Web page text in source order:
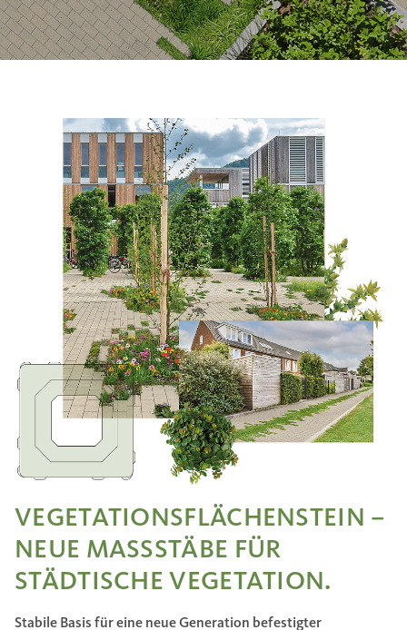
VEGETATIONSFLÄCHENSTEIN –
NEUE MASSSTÄBE FÜR S
TÄDTISCHE VEGETATION.
Stabile Basis für eine neue Generation befestigter